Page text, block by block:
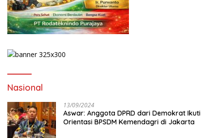
Nasional
13/09/2024
Aswar: Anggota DPRD dari Demokrat Ikuti
Orientasi BPSDM Kemendagri di Jakarta